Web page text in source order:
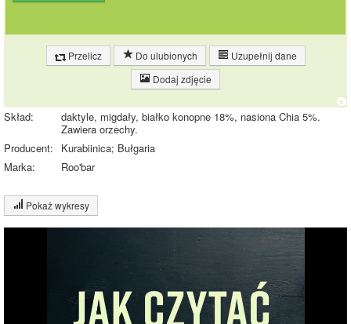
Przelicz Do ulubionych
Uzupełnij dane
Dodaj zdjęcie
Skład:
daktyle, migdały, białko konopne 18%, nasiona Chia 5%.
Zawiera orzechy.
Producent:
Kurabiinica; Bułgaria
Marka:
Roo'bar
Pokaż wykresy
Wykres składu produktu
Pozostałe (16%)
15%